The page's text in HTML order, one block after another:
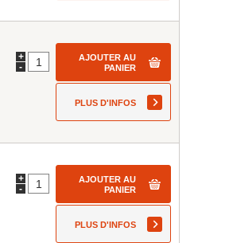
+
-
AJOUTER AU
PANIER
PLUS D'INFOS
+
-
AJOUTER AU
PANIER
PLUS D'INFOS